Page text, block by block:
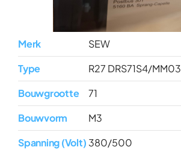
Merk
SEW
Type
R27 DRS71S4/MM03
Bouwgrootte
71
Bouwvorm
M3
Spanning (Volt) 380/500